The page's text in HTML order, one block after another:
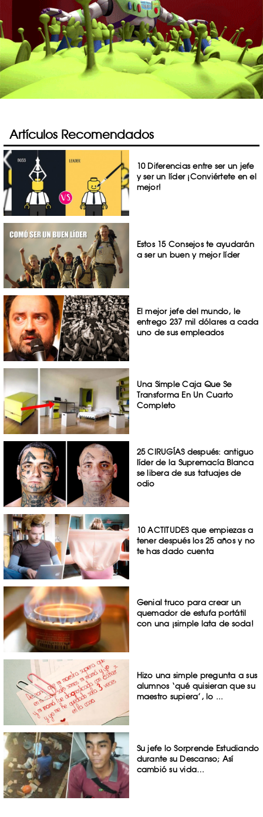
Artículos Recomendados
10 Diferencias entre ser un jefe
y ser un líder ¡Conviértete en el
mejor!
Estos 15 Consejos te ayudarán
a ser un buen y mejor líder
El mejor jefe del mundo, le
entrego 237 mil dólares a cada
uno de sus empleados
Una Simple Caja Que Se
Transforma En Un Cuarto
Completo
25 CIRUGÍAS después: antiguo
líder de la Supremacía Blanca
se libera de sus tatuajes de
odio
10 ACTITUDES que empiezas a
tener después los 25 años y no
te has dado cuenta
Genial truco para crear un
quemador de estufa portátil
con una ¡simple lata de soda!
Hizo una simple pregunta a sus
alumnos ‘qué quisieran que su
maestro supiera’, lo ...
Su jefe lo Sorprende Estudiando
durante su Descanso; Así
cambió su vida…